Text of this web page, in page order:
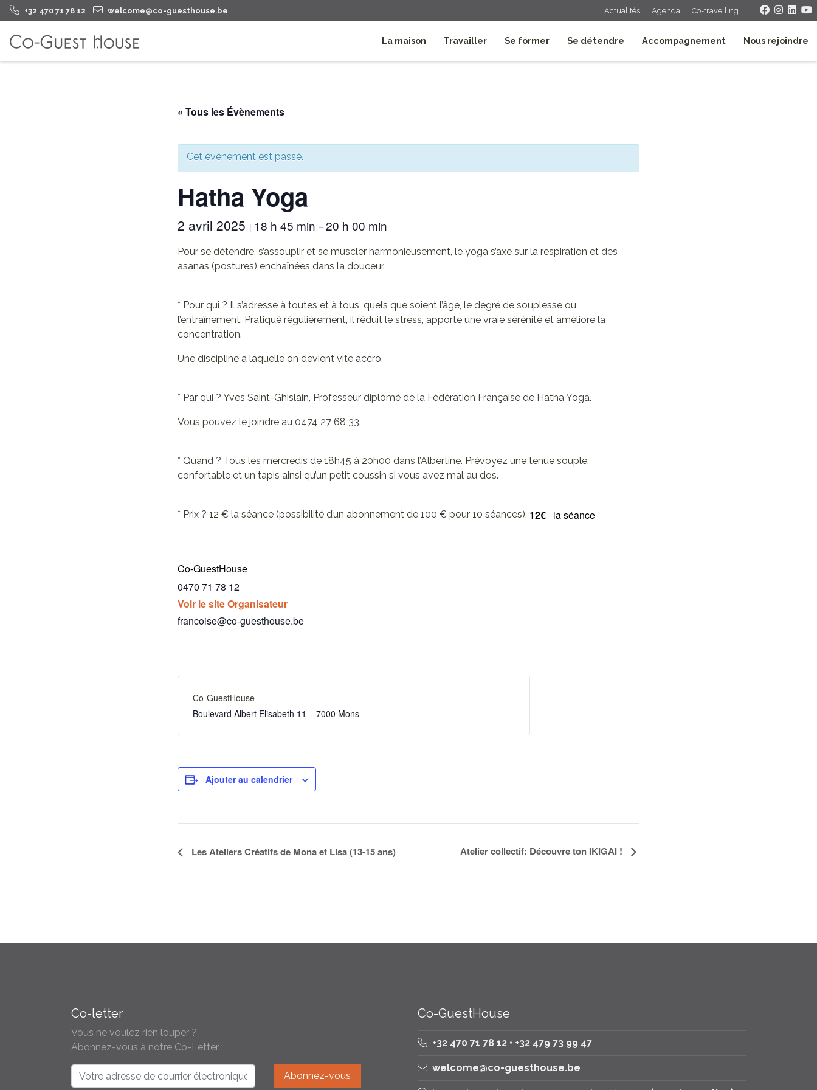
+32 470 71 78 12 welcome@co-guesthouse.be Actualités Agenda Co-travelling
La maison Travailler Se former Se détendre Accompagnement Nous rejoindre
« Tous les Évènements
Cet évènement est passé.
Hatha Yoga
2 avril 2025 | 18 h 45 min –20 h 00 min
Pour se détendre, s’assouplir et se muscler harmonieusement, le yoga s’axe sur la respiration et des
asanas (postures) enchaînées dans la douceur.
* Pour qui ? Il s’adresse à toutes et à tous, quels que soient l’âge, le degré de souplesse ou
l’entraînement. Pratiqué régulièrement, il réduit le stress, apporte une vraie sérénité et améliore la
concentration.
Une discipline à laquelle on devient vite accro.
* Par qui ? Yves Saint-Ghislain, Professeur diplômé de la Fédération Française de Hatha Yoga.
Vous pouvez le joindre au 0474 27 68 33.
* Quand ? Tous les mercredis de 18h45 à 20h00 dans l’Albertine. Prévoyez une tenue souple,
confortable et un tapis ainsi qu’un petit coussin si vous avez mal au dos.
* Prix ? 12 € la séance (possibilité d’un abonnement de 100 € pour 10 séances). 12€ la séance
Co-GuestHouse
0470 71 78 12
Voir le site Organisateur
francoise@co-guesthouse.be
Co-GuestHouse
Boulevard Albert Elisabeth 11 – 7000 Mons
Ajouter au calendrier
Navigation
Les Ateliers Créatifs de Mona et Lisa (13-15 ans) Atelier collectif: Découvre ton IKIGAI !
Co-letter
Vous ne voulez rien louper ?
Abonnez-vous à notre Co-Letter :
Co-GuestHouse
+32 470 71 78 12 • +32 479 73 99 47
welcome@co-guesthouse.be